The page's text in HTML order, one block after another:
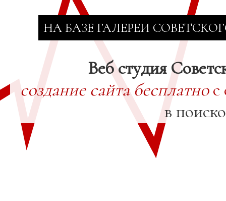
НА БАЗЕ ГАЛЕРЕИ
Веб студия
создание сайта бесплатнос
в